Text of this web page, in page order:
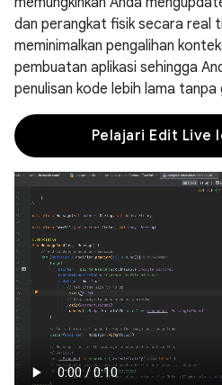
dan perangkat fisik secara real
meminimalkan pengalihan
pembuatan aplikasi sehingga
penulisan kode lebih lama tanpa
Pelajari Edit Live